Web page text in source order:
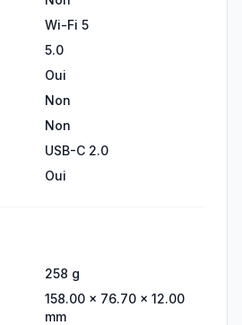
Wi-Fi 5
5.0
Oui
Non
Non
USB-C 2.0
Oui
258 g
158.00 × 76.70 × 12.00
mm